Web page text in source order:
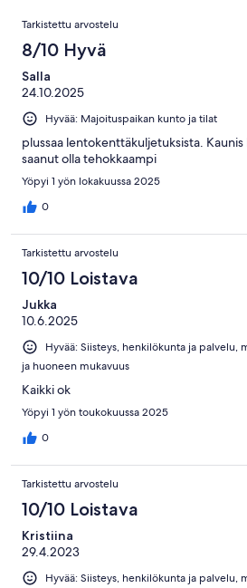
arvostelua
Arvostelut
Tarkistettu arvostelu
8/10 Hyvä
Salla
24.10.2025
Hyvää: Majoituspaikan kunto ja tilat
plussaa lentokenttäkuljetuksista.
saanut olla tehokkaampi
Yöpyi 1 yön lokakuussa 2025
0
Tarkistettu arvostelu
10/10 Loistava
Jukka
10.6.2025
Hyvää: Siisteys, henkilökunta ja palvelu,
ja huoneen mukavuus
Kaikki ok
Yöpyi 1 yön toukokuussa 2025
0
Tarkistettu arvostelu
10/10 Loistava
Kristiina
29.4.2023
Hyvää: Siisteys, henkilökunta ja palvelu,